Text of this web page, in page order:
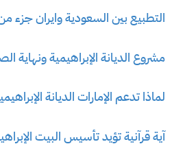
التطبيع بين السعودية وايران جزء
مشروع الديانة الإبراهيمية ونهاية
لماذا تدعم الإمارات الديانة
آية قرآنية تؤيد تأسيس البيت